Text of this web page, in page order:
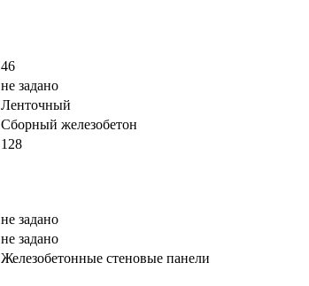
46
не задано
Ленточный
Сборный железобетон
128
не задано
не задано
Железобетонные стеновые панели